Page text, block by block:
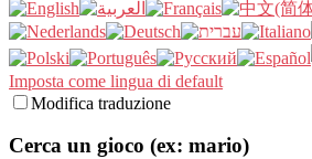
Imposta come lingua di default
Modifica traduzione
Cerca un gioco (ex: mario)